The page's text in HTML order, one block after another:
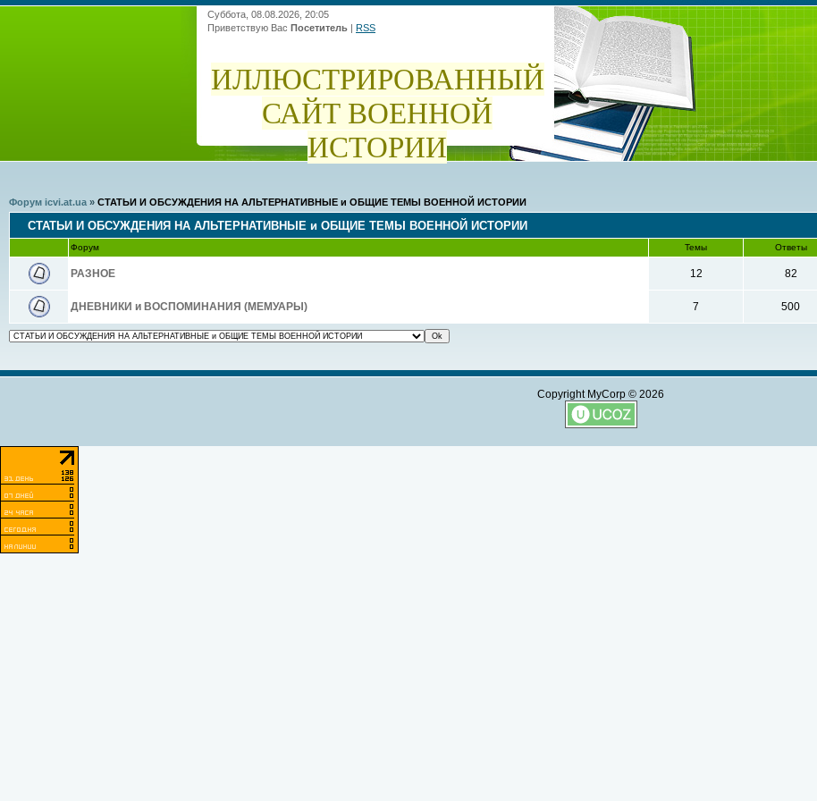
Суббота, 08.08.2026, 20:05
Приветствую Вас Посетитель | RSS
ИЛЛЮСТРИРОВАННЫЙ
САЙТ ВОЕННОЙ
ИСТОРИИ
Форум icvi.at.ua » СТАТЬИ И ОБСУЖДЕНИЯ НА АЛЬТЕРНАТИВНЫЕ и ОБЩИЕ ТЕМЫ ВОЕННОЙ ИСТОРИИ
СТАТЬИ И ОБСУЖДЕНИЯ НА АЛЬТЕРНАТИВНЫЕ и ОБЩИЕ ТЕМЫ ВОЕННОЙ ИСТОРИИ
Форум Темы Ответы
РАЗНОЕ 12 82
ДНЕВНИКИ и ВОСПОМИНАНИЯ (МЕМУАРЫ) 7 500
Copyright MyCorp © 2026